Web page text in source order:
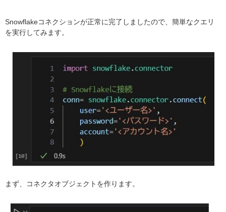
Snowflakeコネクションが正常に完了しましたので、簡単なクエリ
を実行してみます。
まず、コネクタオブジェクトを作ります。